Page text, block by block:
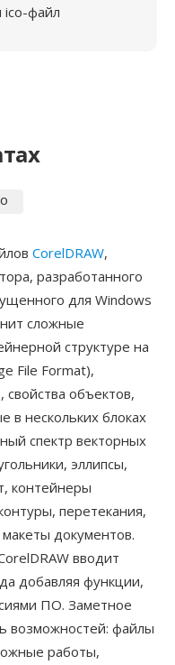
ico-файл
CorelDRAW,
разработанного
для Windows
сложные
структуре на
File Format),
объектов,
в нескольких блоках
спектр векторных
эллипсы,
контейнеры
перетекания,
документов.
вводит
добавляя функции,
ПО. Заметное
возможностей: файлы
работы,